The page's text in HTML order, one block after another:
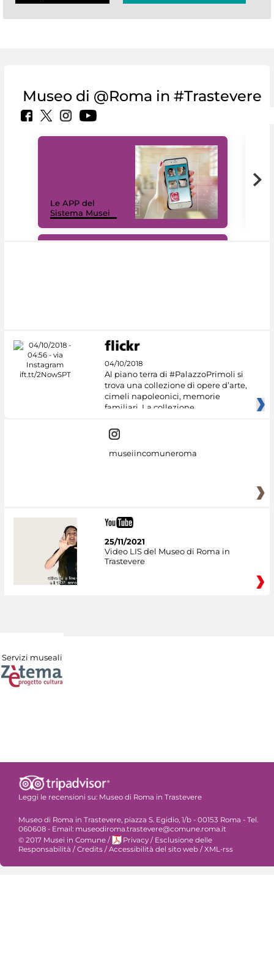
Museo di @Roma in #Trastevere
Le APP del
Sistema Musei
04/10/2018
Al piano terra di #PalazzoPrimoli si
trova una collezione di opere d’arte,
cimeli napoleonici, memorie
familiari. La collezione
museiincomuneroma
25/11/2021
Video LIS del Museo di Roma in
Trastevere
Servizi museali
Leggi le recensioni su: Museo di Roma in Trastevere
Museo di Roma in Trastevere, piazza S. Egidio, 1/b - 00153 Roma - Tel.
060608 - Email: museodiroma.trastevere@comune.roma.it
© 2017 Musei in Comune / Privacy / Esclusione delle
Responsabilità /Credits /Accessibilità del sito web /XML-rss